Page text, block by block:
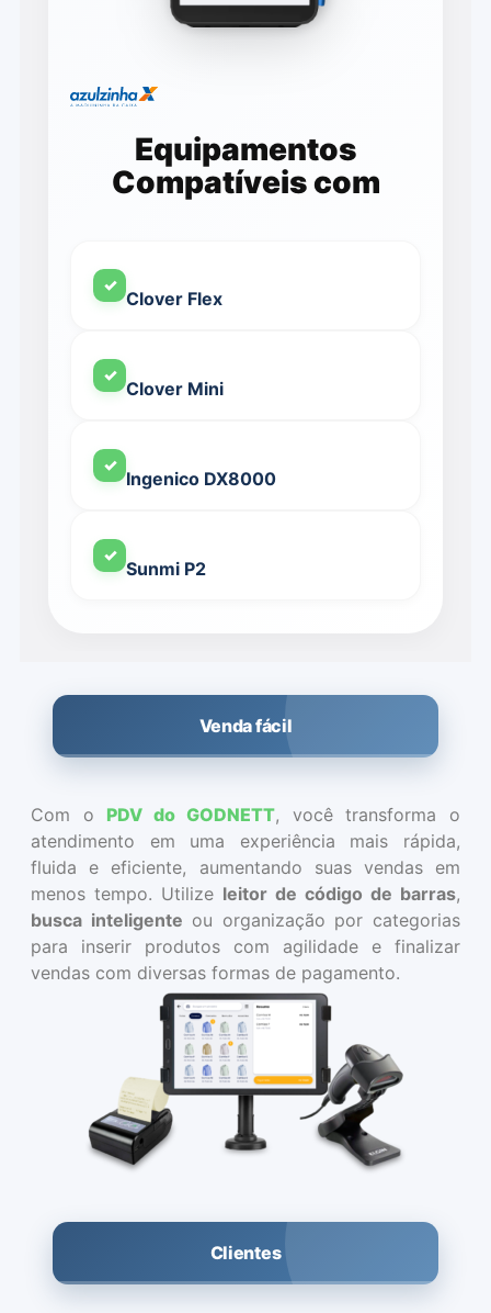
Equipamentos
Compatíveis com
✓
Clover Flex
✓
Clover Mini
✓
Ingenico DX8000
✓
Sunmi P2
Venda fácil
Com o PDV do GODNETT, você transforma o
atendimento em uma experiência mais rápida,
fluida e eficiente, aumentando suas vendas em
menos tempo. Utilize leitor de código de barras,
busca inteligente ou organização por categorias
para inserir produtos com agilidade e finalizar
vendas com diversas formas de pagamento.
Clientes